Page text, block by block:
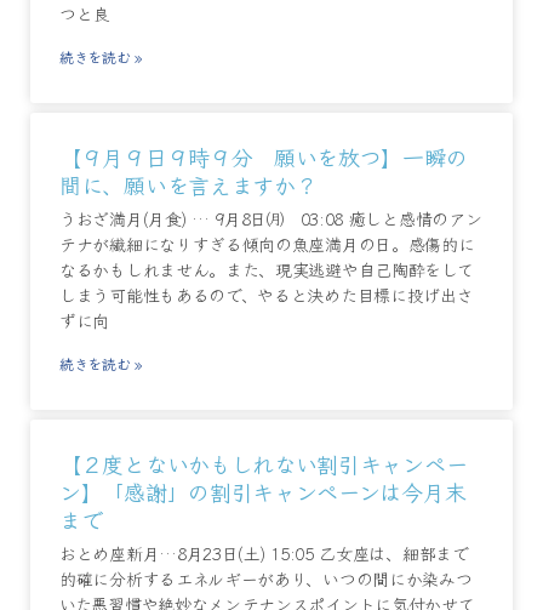
つと良
続きを読む »
【９月９日９時９分 願いを放つ】一瞬の
間に、願いを言えますか？
うおざ満月(月食) … 9月8日㈪ 03:08 癒しと感情のアン
テナが繊細になりすぎる傾向の魚座満月の日。感傷的に
なるかもしれません。また、現実逃避や自己陶酔をして
しまう可能性もあるので、やると決めた目標に投げ出さ
ずに向
続きを読む »
【２度とないかもしれない割引キャンペー
ン】「感謝」の割引キャンペーンは今月末
まで
おとめ座新月…8月23日(土) 15:05 乙女座は、細部まで
的確に分析するエネルギーがあり、いつの間にか染みつ
いた悪習慣や絶妙なメンテナンスポイントに気付かせて